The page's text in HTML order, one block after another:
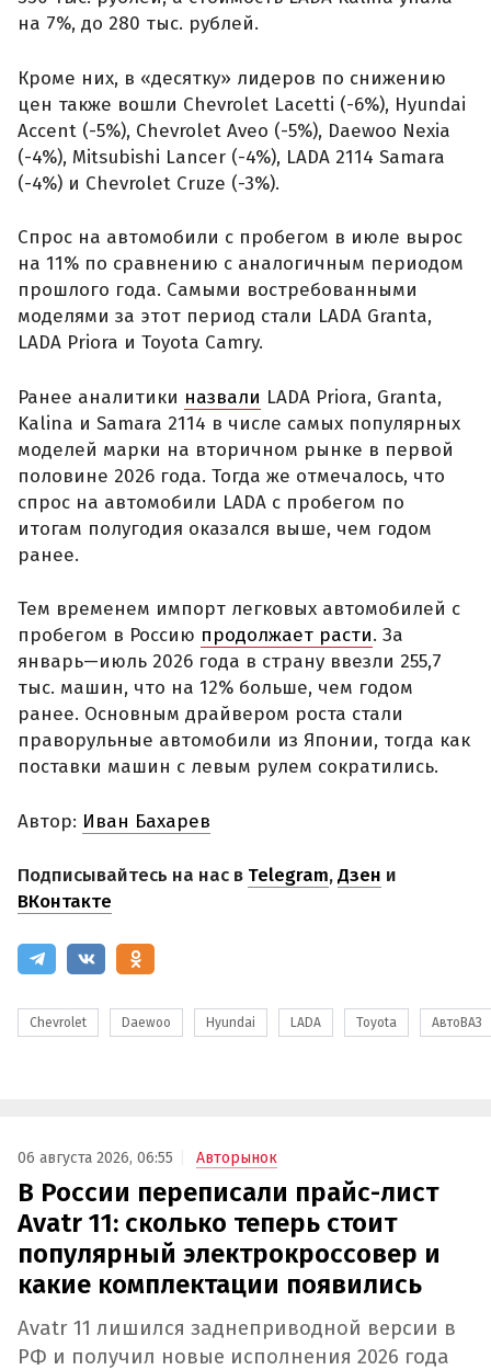
на 7%, до 280 тыс. рублей.
Кроме них, в «десятку» лидеров по снижению
цен также вошли Chevrolet Lacetti (-6%), Hyundai
Accent (-5%), Chevrolet Aveo (-5%), Daewoo Nexia
(-4%), Mitsubishi Lancer (-4%), LADA 2114 Samara
(-4%) и Chevrolet Cruze (-3%).
Спрос на автомобили с пробегом в июле вырос
на 11% по сравнению с аналогичным периодом
прошлого года. Самыми востребованными
моделями за этот период стали LADA Granta,
LADA Priora и Toyota Camry.
Ранее аналитики назвали LADA Priora, Granta,
Kalina и Samara 2114 в числе самых популярных
моделей марки на вторичном рынке в первой
половине 2026 года. Тогда же отмечалось, что
спрос на автомобили LADA с пробегом по
итогам полугодия оказался выше, чем годом
ранее.
Тем временем импорт легковых автомобилей с
пробегом в Россию продолжает расти. За
январь—июль 2026 года в страну ввезли 255,7
тыс. машин, что на 12% больше, чем годом
ранее. Основным драйвером роста стали
праворульные автомобили из Японии, тогда как
поставки машин с левым рулем сократились.
Автор: Иван Бахарев
Подписывайтесь на нас в Telegram,Дзен и
ВКонтакте
Chevrolet Daewoo Hyundai LADA Toyota АвтоВАЗ
06 августа 2026, 06:55 Авторынок
В России переписали прайс-лист
Avatr 11: сколько теперь стоит
популярный электрокроссовер и
какие комплектации появились
Avatr 11 лишился заднеприводной версии в
РФ и получил новые исполнения 2026 года